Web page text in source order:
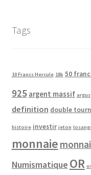
Tags
10 Francs Hercule 18k 50
925 argent massif argus
definition double
histoire investir jeton
monnaie
Numismatique OR